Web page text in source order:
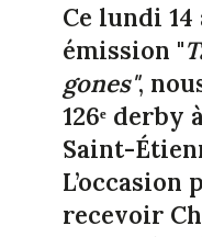
Ce lundi
émission "
gones",
126ᵉ derby
Saint-
L’occasion
recevoir